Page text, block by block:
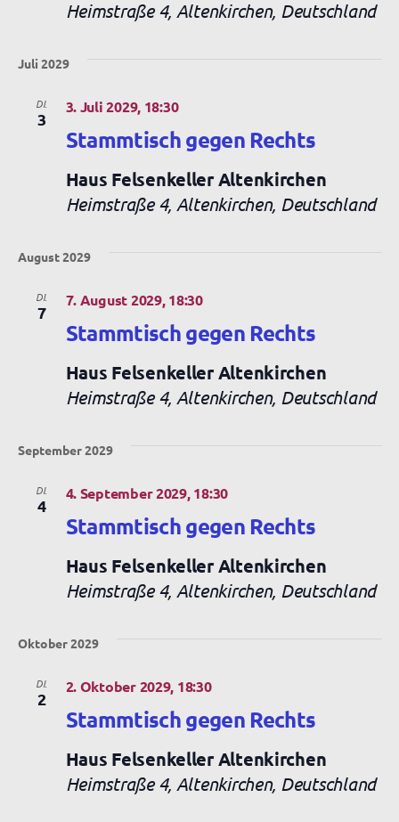
Heimstraße 4, Altenkirchen, Deutschland
Juli 2029
DI.
3
Stammtisch gegen Rechts
3. Juli 2029, 18:30
Haus Felsenkeller Altenkirchen
Heimstraße 4, Altenkirchen, Deutschland
August 2029
DI.
7
Stammtisch gegen Rechts
7. August 2029, 18:30
Haus Felsenkeller Altenkirchen
Heimstraße 4, Altenkirchen, Deutschland
September 2029
DI.
4
Stammtisch gegen Rechts
4. September 2029, 18:30
Haus Felsenkeller Altenkirchen
Heimstraße 4, Altenkirchen, Deutschland
Oktober 2029
DI.
2
Stammtisch gegen Rechts
2. Oktober 2029, 18:30
Haus Felsenkeller Altenkirchen
Heimstraße 4, Altenkirchen, Deutschland